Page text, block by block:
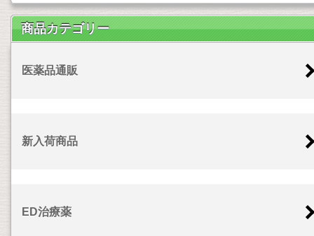
商品カテゴリー
医薬品通販
新入荷商品
ED治療薬